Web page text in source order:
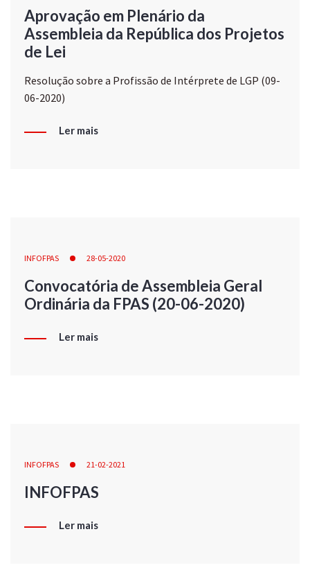
Aprovação em Plenário da
Assembleia da República dos Projetos
de Lei
Resolução sobre a Profissão de Intérprete de LGP (09-
06-2020)
Ler mais
INFOFPAS 28-05-2020
Convocatória de Assembleia Geral
Ordinária da FPAS (20-06-2020)
Ler mais
INFOFPAS 21-02-2021
INFOFPAS
Ler mais